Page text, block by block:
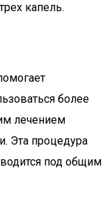
капель.
более
лечением
Эта процедура
под общим